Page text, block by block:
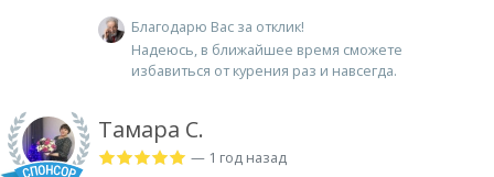
Благодарю Вас за отклик!
Надеюсь, в ближайшее время сможете
избавиться от курения раз и навсегда.
Тамара С.
— 1 год назад